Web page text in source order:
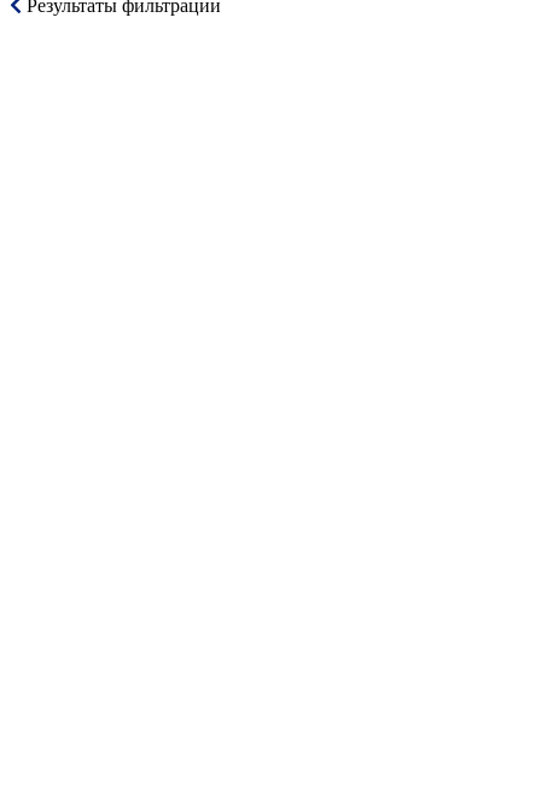
Результаты фильтрации